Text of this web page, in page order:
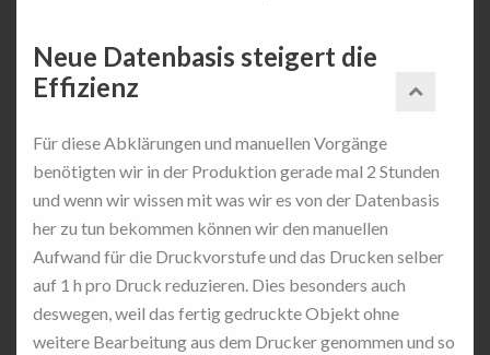
Neue Datenbasis steigert die
Effizienz
Für diese Abklärungen und manuellen Vorgänge
benötigten wir in der Produktion gerade mal 2 Stunden
und wenn wir wissen mit was wir es von der Datenbasis
her zu tun bekommen können wir den manuellen
Aufwand für die Druckvorstufe und das Drucken selber
auf 1 h pro Druck reduzieren. Dies besonders auch
deswegen, weil das fertig gedruckte Objekt ohne
weitere Bearbeitung aus dem Drucker genommen und so